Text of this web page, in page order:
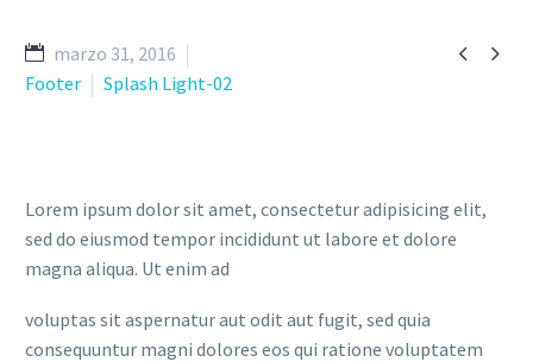
 
marzo 31, 2016
Footer
Splash Light-02
Lorem ipsum dolor sit amet, consectetur adipisicing elit,
sed do eiusmod tempor incididunt ut labore et dolore
magna aliqua. Ut enim ad
voluptas sit aspernatur aut odit aut fugit, sed quia
consequuntur magni dolores eos qui ratione voluptatem